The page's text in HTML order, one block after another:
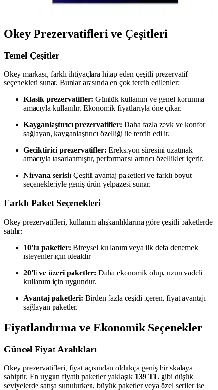
güvenli cinsel yaşamı destekler.
Okey Prezervatifleri ve Çeşitleri
Temel Çeşitler
Okey markası, farklı ihtiyaçlara hitap eden çeşitli prezervatif
seçenekleri sunar. Bunlar arasında en çok tercih edilenler:
Klasik prezervatifler: Günlük kullanım ve genel korunma
amacıyla kullanılır. Ekonomik fiyatlarıyla öne çıkar.
Kayganlaştırıcı prezervatifler: Daha fazla zevk ve konfor
sağlayan, kayganlaştırıcı özelliği ile tercih edilir.
Geciktirici prezervatifler: Ereksiyon süresini uzatmak
amacıyla tasarlanmıştır, performansı artırıcı özellikler içerir.
Nirvana serisi: Çeşitli avantaj paketleri ve farklı boyut
seçenekleriyle geniş ürün yelpazesi sunar.
Farklı Paket Seçenekleri
Okey prezervatifleri, kullanım alışkanlıklarına göre çeşitli paketlerde
satılır:
10'lu paketler: Bireysel kullanım veya ilk defa denemek
isteyenler için idealdir.
20'li ve üzeri paketler: Daha ekonomik olup, uzun vadeli
kullanım için uygundur.
Avantaj paketleri: Birden fazla çeşidi içeren, fiyat avantajı
sağlayan paketler.
Fiyatlandırma ve Ekonomik Seçenekler
Güncel Fiyat Aralıkları
Okey prezervatifleri, fiyat açısından oldukça geniş bir skalaya
sahiptir. En uygun fiyatlı paketler yaklaşık 139 TL gibi düşük
seviyelerde satışa sunulurken, büyük paketler veya özel seriler ise